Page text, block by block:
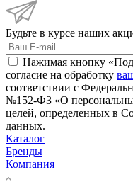
Будьте в курсе наших
Нажимая кнопку
согласие на обработку
соответствии с
№152-ФЗ «О
целей, определенных в
данных.
Каталог
Бренды
Компания